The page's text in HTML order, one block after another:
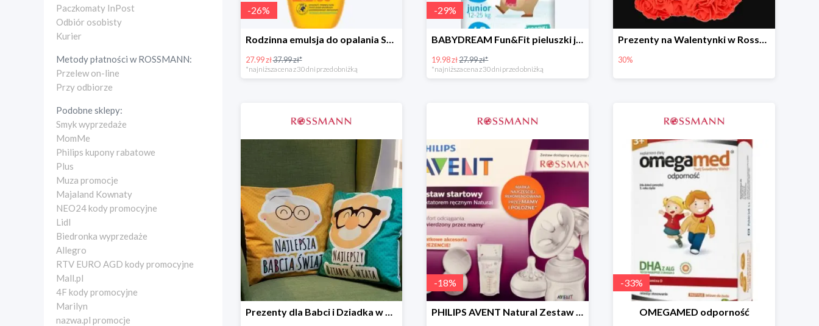
Paczkomaty InPost
Odbiór osobisty
Kurier
Metody płatności wROSSMANN:
Przelew on-line
Przy odbiorze
Podobne sklepy:
Smyk wyprzedaże
MomMe
Philips kupony rabatowe
Plus
Muza promocje
Majaland Kownaty
NEO24 kody promocyjne
Lidl
Biedronka wyprzedaże
Allegro
RTV EURO AGD kody promocyjne
Mall.pl
4F kody promocyjne
Marilyn
nazwa.pl promocje
-26%
Rodzinna emulsja do opalania SPF 50
27.99 zł37.99 zł*
*najniższa cena z 30 dni przed obniżką
-29%
BABYDREAM Fun&Fit pieluszki jednorazowe Junior 5
19.98 zł27.99 zł*
*najniższa cena z 30 dni przed obniżką
Prezenty na Walentynki w Rossmannie do -30%
30%
Prezenty dla Babci i Dziadka w Rossmannie do -30%
-18%
PHILIPS AVENT Natural Zestaw Startowy
-33%
OMEGAMED odporność